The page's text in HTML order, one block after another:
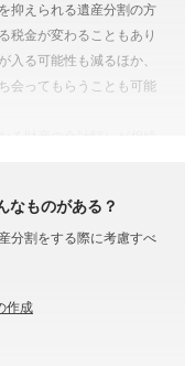
抑えられる遺産分割の方
税金が変わることもあり
入る可能性も減るほか、
会ってもらうことも可能
なものがある？
分割をする際に考慮すべ
作成